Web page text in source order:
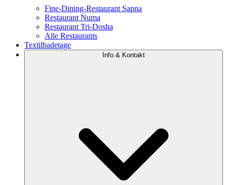
Fine-Dining-Restaurant Sapna
Restaurant Numa
Restaurant Tri-Dosha
Alle Restaurants
Textilbadetage
Info & Kontakt